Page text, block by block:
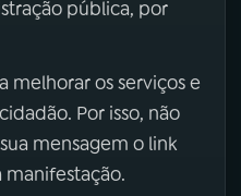
pública, por
melhorar os serviços e
Por isso, não
mensagem o link